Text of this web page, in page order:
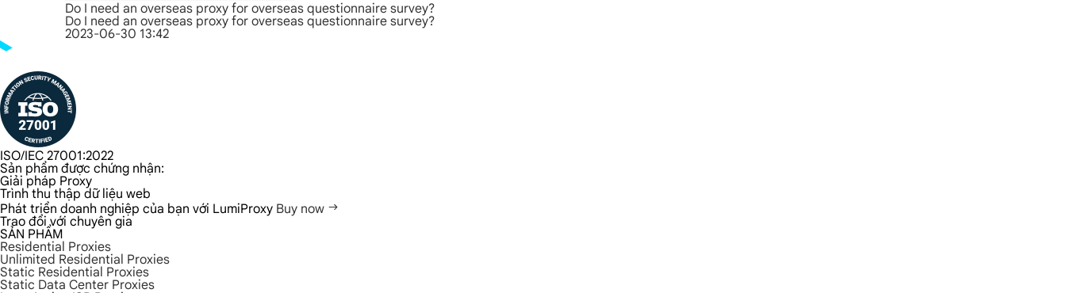
Do I need an overseas proxy for overseas questionnaire survey?
Do I need an overseas proxy for overseas questionnaire survey?
2023-06-30 13:42
ISO/IEC 27001:2022
Sản phẩm được chứng nhận:
Giải pháp Proxy
Trình thu thập dữ liệu web
Phát triển doanh nghiệp của bạn với LumiProxy Buy now
Trao đổi với chuyên gia
SẢN PHẨM
Residential Proxies
Unlimited Residential Proxies
Static Residential Proxies
Static Data Center Proxies